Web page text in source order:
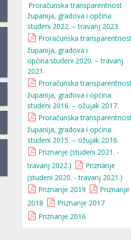
Proračunska transparentnost
županija, gradova i općina:
studeni 2022. – travanj 2023.
Proračunska
županija, gradova i
općina:studeni 2020. – travanj
2021.
Proračunska
županija, gradova i općina:
studeni 2016. – ožujak 2017.
Proračunska
županija, gradova i općina:
studeni 2015. – ožujak 2016.
Priznanje (studeni 2021. -
travanj 2022.)
Priznanje
(studeni 2020. - travanj 2021.)
Priznanje 2019
Priznanje
2018
Priznanje 2017
Priznanje 2016